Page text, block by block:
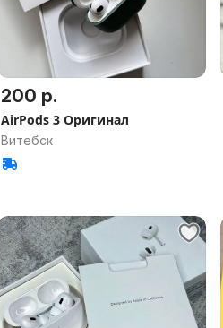
200 р.
AirPods 3 Оригинал
Витебск